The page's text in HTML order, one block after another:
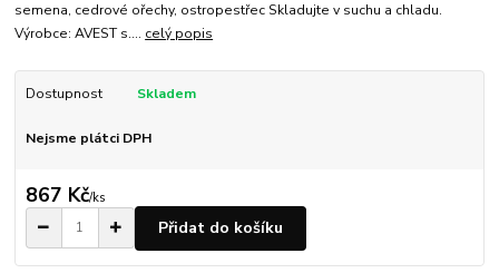
semena, cedrové ořechy, ostropestřec Skladujte v suchu a chladu.
Výrobce: AVEST s.... celý popis
Dostupnost Skladem
Nejsme plátci DPH
867 Kč/ks
Přidat do košíku